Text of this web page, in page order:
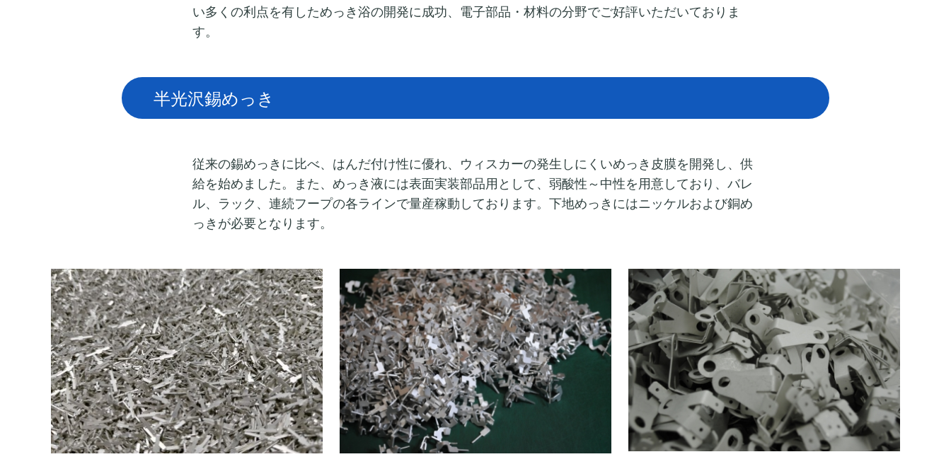
い多くの利点を有しためっき浴の開発に成功、電子部品・材料の分野でご好評いただいておりま
す。
半光沢錫めっき
従来の錫めっきに比べ、はんだ付け性に優れ、ウィスカーの発生しにくいめっき皮膜を開発し、供
給を始めました。また、めっき液には表面実装部品用として、弱酸性～中性を用意しており、バレ
ル、ラック、連続フープの各ラインで量産稼動しております。下地めっきにはニッケルおよび銅め
っきが必要となります。